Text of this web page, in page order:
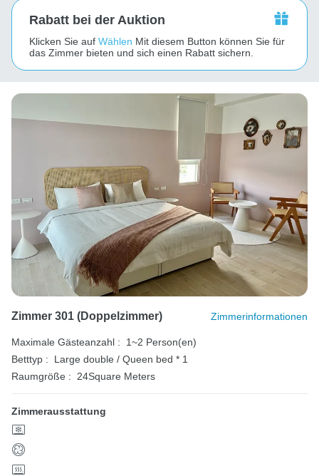
Rabatt bei der Auktion
Klicken Sie auf Wählen Mit diesem Button können Sie für
das Zimmer bieten und sich einen Rabatt sichern.
Zimmer 301 (Doppelzimmer) Zimmerinformationen
Maximale Gästeanzahl :
1~2 Person(en)
Betttyp :
Large double / Queen bed * 1
Raumgröße :
24Square Meters
Zimmerausstattung